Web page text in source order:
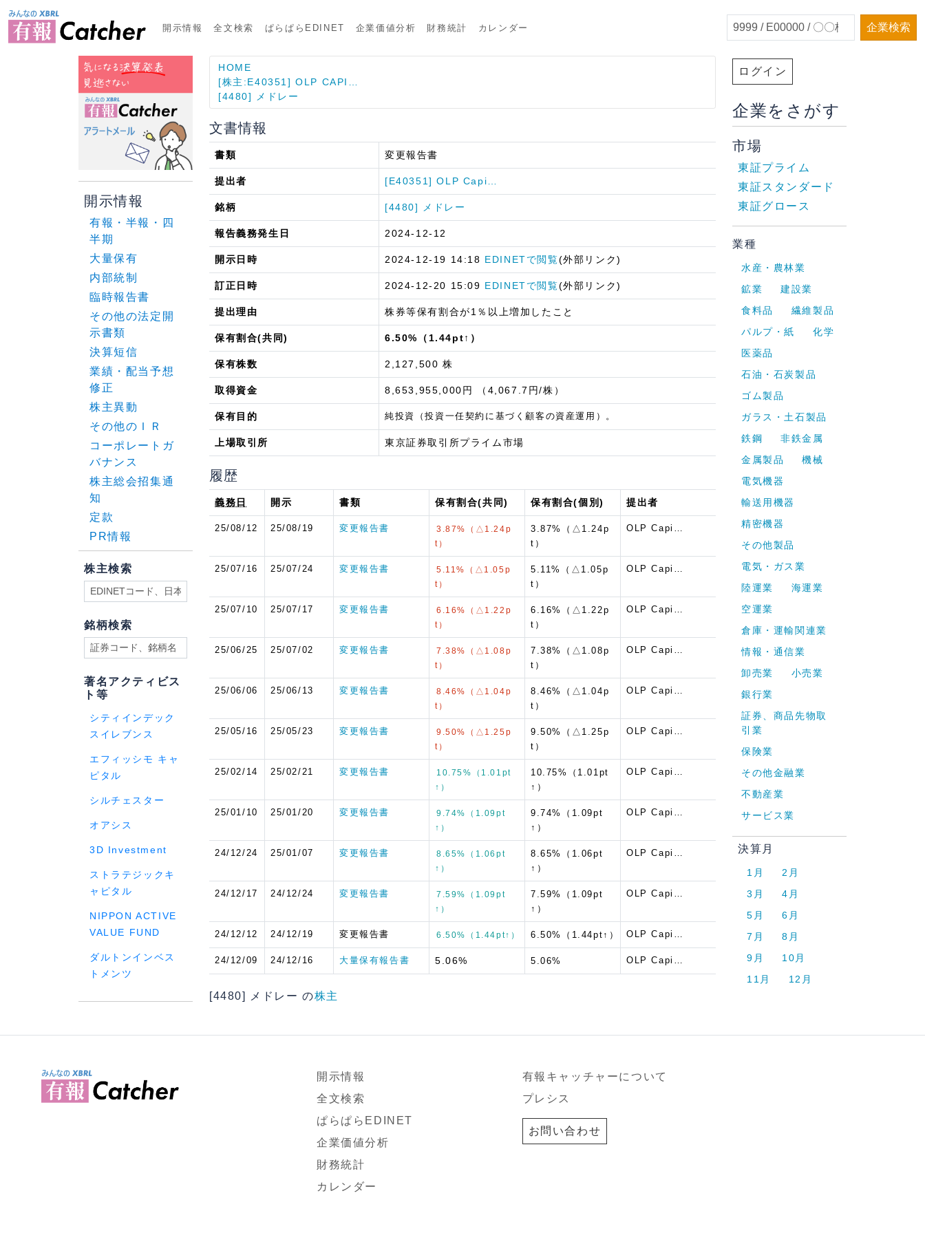
開示情報 全文検索 ぱらぱらEDINET 企業価値分析 財務統計 カレンダー 企業検索
開示情報
有報・半報・四
半期
大量保有
内部統制
臨時報告書
その他の法定開
示書類
決算短信
業績・配当予想
修正
株主異動
その他のＩＲ
コーポレートガ
バナンス
株主総会招集通
知
定款
PR情報
株主検索
銘柄検索
著名アクティビス
ト等
シティインデック
スイレブンス
エフィッシモ キャ
ピタル
シルチェスター
オアシス
3D Investment
ストラテジックキ
ャピタル
NIPPON ACTIVE
VALUE FUND
ダルトンインベス
トメンツ
HOME
[株主:E40351] OLP CAPI…
[4480] メドレー
文書情報
書類 変更報告書
提出者 [E40351] OLP Capi…
銘柄 [4480] メドレー
報告義務発生日 2024-12-12
開示日時 2024-12-19 14:18 EDINETで閲覧(外部リンク)
訂正日時 2024-12-20 15:09 EDINETで閲覧(外部リンク)
提出理由 株券等保有割合が1％以上増加したこと
保有割合(共同) 6.50%（1.44pt↑）
保有株数 2,127,500 株
取得資金 8,653,955,000円 （4,067.7円/株）
保有目的 純投資（投資一任契約に基づく顧客の資産運用）。
上場取引所 東京証券取引所プライム市場
履歴
義務日 開示 書類 保有割合(共同) 保有割合(個別) 提出者
25/08/12 25/08/19 変更報告書
3.87%（△1.24p
t）
3.87%（△1.24p
t）
OLP Capi…
25/07/16 25/07/24 変更報告書
5.11%（△1.05p
t）
5.11%（△1.05p
t）
OLP Capi…
25/07/10 25/07/17 変更報告書
6.16%（△1.22p
t）
6.16%（△1.22p
t）
OLP Capi…
25/06/25 25/07/02 変更報告書
7.38%（△1.08p
t）
7.38%（△1.08p
t）
OLP Capi…
25/06/06 25/06/13 変更報告書
8.46%（△1.04p
t）
8.46%（△1.04p
t）
OLP Capi…
25/05/16 25/05/23 変更報告書
9.50%（△1.25p
t）
9.50%（△1.25p
t）
OLP Capi…
25/02/14 25/02/21 変更報告書
10.75%（1.01pt
↑）
10.75%（1.01pt
↑）
OLP Capi…
25/01/10 25/01/20 変更報告書
9.74%（1.09pt
↑）
9.74%（1.09pt
↑）
OLP Capi…
24/12/24 25/01/07 変更報告書
8.65%（1.06pt
↑）
8.65%（1.06pt
↑）
OLP Capi…
24/12/17 24/12/24 変更報告書
7.59%（1.09pt
↑）
7.59%（1.09pt
↑）
OLP Capi…
24/12/12 24/12/19 変更報告書 6.50%（1.44pt↑） 6.50%（1.44pt↑） OLP Capi…
24/12/09 24/12/16 大量保有報告書 5.06% 5.06% OLP Capi…
[4480] メドレー の株主
ログイン
企業をさがす
市場
東証プライム
東証スタンダード
東証グロース
業種
水産・農林業
鉱業
建設業
食料品
繊維製品
パルプ・紙
化学
医薬品
石油・石炭製品
ゴム製品
ガラス・土石製品
鉄鋼
非鉄金属
金属製品
機械
電気機器
輸送用機器
精密機器
その他製品
電気・ガス業
陸運業
海運業
空運業
倉庫・運輸関連業
情報・通信業
卸売業
小売業
銀行業
証券、商品先物取
引業
保険業
その他金融業
不動産業
サービス業
決算月
1月
2月
3月
4月
5月
6月
7月
8月
9月
10月
11月
12月
開示情報
全文検索
ぱらぱらEDINET
企業価値分析
財務統計
カレンダー
有報キャッチャーについて
プレシス
お問い合わせ